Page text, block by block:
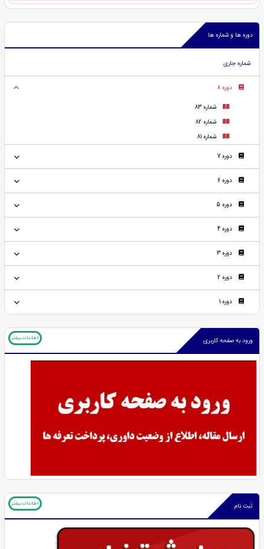
دوره ها و شماره ها
شماره جاری
دوره 8
شماره 83
شماره 82
شماره 81
دوره 7
دوره 6
دوره 5
دوره 4
دوره 3
دوره 2
دوره 1
ورود به صفحه کاربری اطلاعات بیشتر
ثبت نام اطلاعات بیشتر